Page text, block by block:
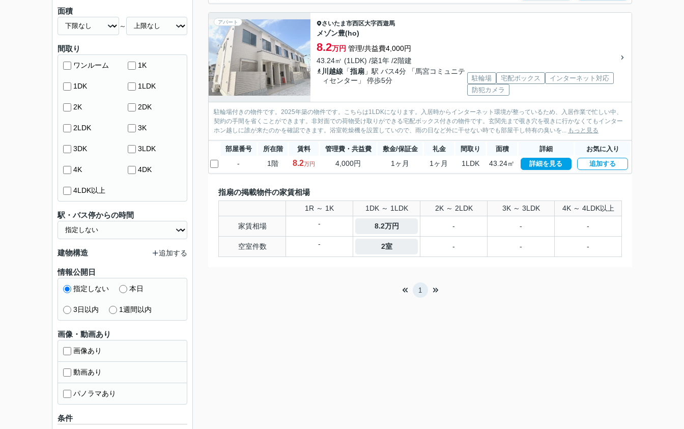
アパート さいたま市西区大字西遊馬
メゾン豊(ho)
8.2万円 管理/共益費4,000円
43.24㎡ (1LDK) /築1年 /2階建
川越線 「指扇 」駅 バス4分 「馬宮コミュニテ
ィセンター」 停歩5分
駐輪場 宅配ボックス
インターネット対応
防犯カメラ
駐輪場付きの物件です。2025年築の物件です。こちらは1LDKになります。入居時からインターネット環境が整っているため、入居作業で忙しい中、
契約の手間を省くことができます。非対面での荷物受け取りができる宅配ボックス付きの物件です。玄関先まで覗き穴を覗きに行かなくてもインター
ホン越しに誰が来たのかを確認できます。浴室乾燥機を設置していので、雨の日など外に干せない時でも部屋干し特有の臭いを... もっと見る
部屋番号 所在階 賃料 管理費・共益費 敷金/保証金 礼金 間取り 面積 詳細 お気に入り
- 1階 8.2万円 4,000円 1ヶ月 1ヶ月 1LDK 43.24㎡ 詳細を見る 追加する
指扇の掲載物件の家賃相場
1R ～ 1K 1DK ～ 1LDK 2K ～ 2LDK 3K ～ 3LDK 4K ～ 4LDK以上
家賃相場 - 8.2万円 - - -
空室件数 - 2室 - - -
1
面積
～
間取り
ワンルーム 1K
1DK 1LDK
2K 2DK
2LDK 3K
3DK 3LDK
4K 4DK
4LDK以上
駅・バス停からの時間
建物構造 追加する
情報公開日
指定しない 本日
3日以内 1週間以内
画像・動画あり
画像あり
動画あり
パノラマあり
条件